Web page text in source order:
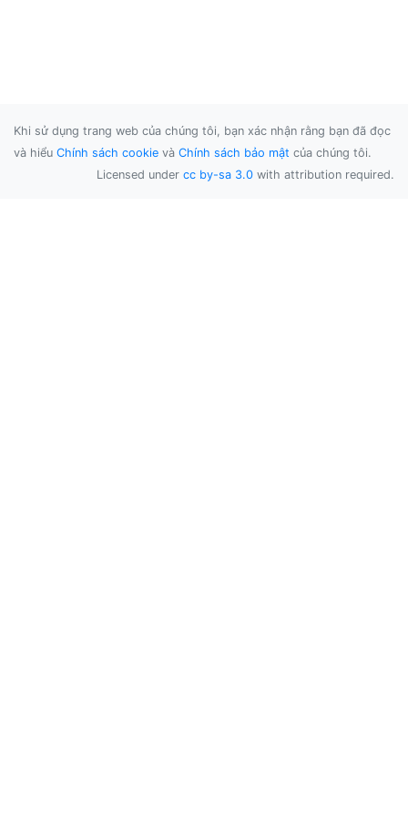
Khi sử dụng trang web của chúng tôi, bạn xác nhận rằng bạn đã đọc
và hiểu Chính sách cookie và Chính sách bảo mật của chúng tôi.
Licensed under cc by-sa 3.0 with attribution required.